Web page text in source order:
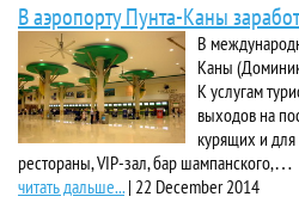
В аэропорту Пунта-Каны
В
Каны
К услугам
выходов на
курящих и
рестораны, VIP-зал, бар шампанского,…
читать дальше... | 22 December 2014